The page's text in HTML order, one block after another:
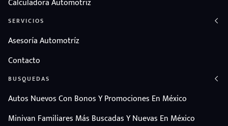
Calculadora Automotriz
SERVICIOS
Asesoría Automotríz
Contacto
BUSQUEDAS
Autos Nuevos Con Bonos Y Promociones En México
Minivan Familiares Más Buscadas Y Nuevas En México